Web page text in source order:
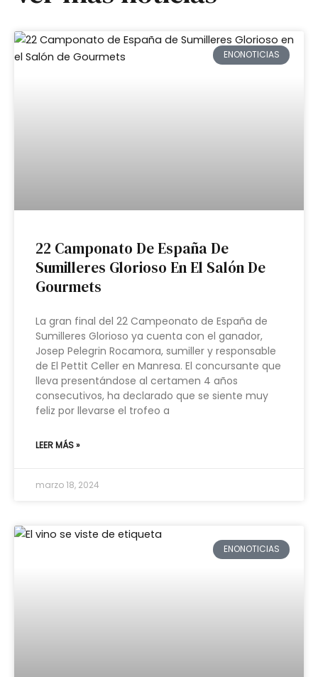
ENONOTICIAS
22 Camponato De España De
Sumilleres Glorioso En El Salón De
Gourmets
La gran final del 22 Campeonato de España de
Sumilleres Glorioso ya cuenta con el ganador,
Josep Pelegrin Rocamora, sumiller y responsable
de El Pettit Celler en Manresa. El concursante que
lleva presentándose al certamen 4 años
consecutivos, ha declarado que se siente muy
feliz por llevarse el trofeo a
LEER MÁS »
marzo 18, 2024
ENONOTICIAS